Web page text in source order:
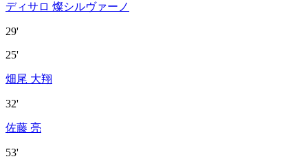
ディサロ 燦シルヴァーノ
29'
25'
畑尾 大翔
32'
佐藤 亮
53'